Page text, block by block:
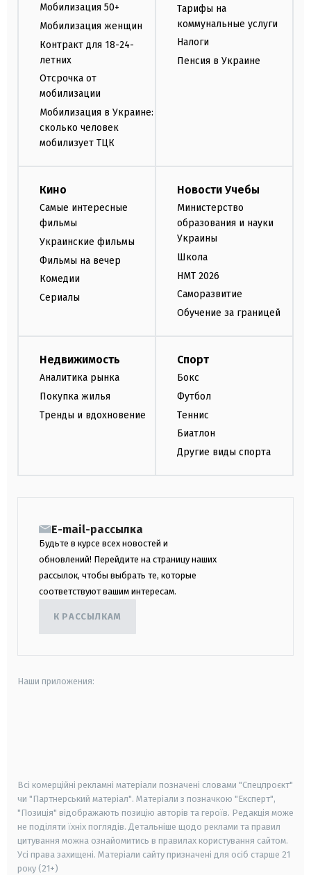
Мобилизация 50+
Мобилизация женщин
Контракт для 18-24-
летних
Отсрочка от
мобилизации
Мобилизация в Украине:
сколько человек
мобилизует ТЦК
Тарифы на
коммунальные услуги
Налоги
Пенсия в Украине
Кино
Самые интересные
фильмы
Украинские фильмы
Фильмы на вечер
Комедии
Сериалы
Новости Учебы
Министерство
образования и науки
Украины
Школа
НМТ 2026
Саморазвитие
Обучение за границей
Недвижимость
Аналитика рынка
Покупка жилья
Тренды и вдохновение
Спорт
Бокс
Футбол
Теннис
Биатлон
Другие виды спорта
E-mail-рассылка
Будьте в курсе всех новостей и
обновлений! Перейдите на страницу наших
рассылок, чтобы выбрать те, которые
соответствуют вашим интересам.
К РАССЫЛКАМ
Наши приложения:
Всі комерційні рекламні матеріали позначені словами "Спецпроєкт"
чи "Партнерський матеріал". Матеріали з позначкою "Експерт",
"Позиція" відображають позицію авторів та героїв. Редакція може
не поділяти їхніх поглядів. Детальніше щодо реклами та правил
цитування можна ознайомитись в правилах користування сайтом.
Усі права захищені. Матеріали сайту призначені для осіб старше 21
року (21+)